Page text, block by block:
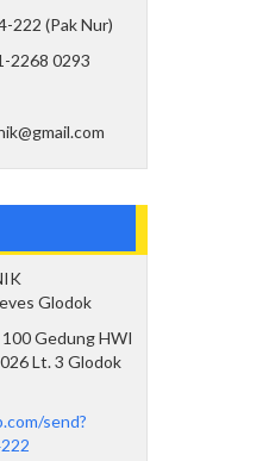
222 (Pak Nur)
2268 0293
Glodok
100 Gedung HWI
Lt. 3 Glodok
send?